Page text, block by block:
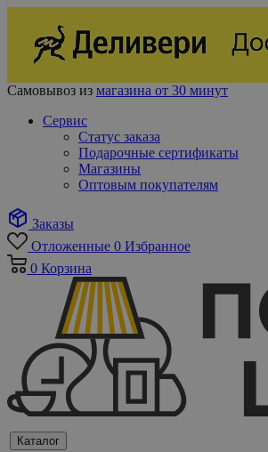
Самовывоз из магазина от 30 минут
Сервис
Статус заказа
Подарочные сертификаты
Магазины
Оптовым покупателям
Заказы
Отложенные 0 Избранное
0 Корзина
Каталог